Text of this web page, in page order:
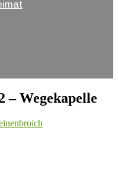
– Wegekapelle